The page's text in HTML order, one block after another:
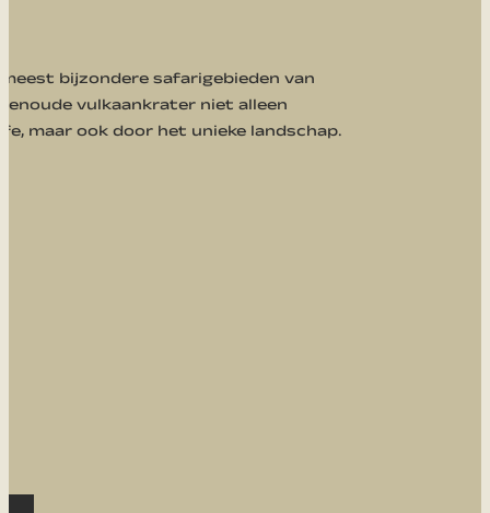
bijzondere safarigebieden van
vulkaankrater niet alleen
maar ook door het unieke landschap.